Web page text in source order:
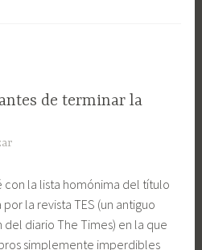
de terminar la
la lista homónima del título
la revista TES (un antiguo
diario The Times) en la que
simplemente imperdibles